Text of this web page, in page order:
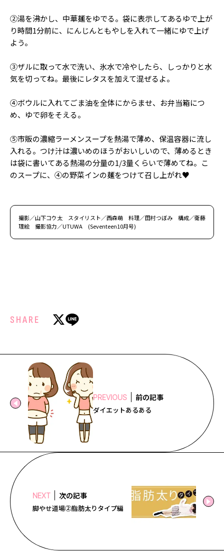
②湯を沸かし、中華麺をゆでる。袋に表示してあるゆで上が
り時間1分前に、にんじんともやしを入れて一緒にゆで上げ
よう。
③ザルに取って水で洗い、氷水で冷やしたら、しっかりと水
気を切ってね。最後にレタスを加えて混ぜるよ。
④ボウルに入れてごま油を全体にからませ、お弁当箱につ
め、ゆで卵をそえる。
⑤市販の濃縮ラーメンスープを熱湯で薄め、保温容器に流し
入れる。つけ汁は濃いめのほうがおいしいので、薄めるとき
は袋に書いてある熱湯の分量の1/3量くらいで薄めてね。こ
のスープに、④の野菜インの麺をつけて召し上がれ♥
撮影／山下コウ太 スタイリスト／西森萌 料理／田村つぼみ 構成／衛藤
理絵 撮影協力／UTUWA (Seventeen10月号)
SHARE
PREVIOUS 前の記事
ダイエットあるある
NEXT 次の記事
脚やせ道場②脂肪太りタイプ編